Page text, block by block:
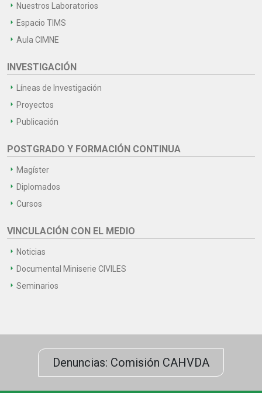
Nuestros Laboratorios
Espacio TIMS
Aula CIMNE
INVESTIGACIÓN
Líneas de Investigación
Proyectos
Publicación
POSTGRADO Y FORMACIÓN CONTINUA
Magíster
Diplomados
Cursos
VINCULACIÓN CON EL MEDIO
Noticias
Documental Miniserie CIVILES
Seminarios
Denuncias: Comisión CAHVDA